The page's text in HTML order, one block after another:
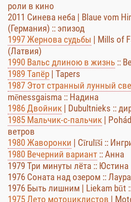
роли в кино
2011 Синева неба | Blaue vom
(Германия) :: эпизод
1997 Жернова судьбы | Mills of
(Латвия)
1990 Вальс длиною в жизнь ::
1989 Тапёр | Tapers
1987 Этот странный лунный
mēnessgaisma :: Надина
1986 Двойник | Dubultnieks ::
1985 Мальчик-с-пальчик |
ветров
1980 Жаворонки | Cīrulīši ::
1980 Вечерний вариант :: Анна
1979 Три минуты лёта :: Юстина
1976 Соната над озером ::
1976 Быть лишним | Liekam būt
1975 Лето мотоциклистов |